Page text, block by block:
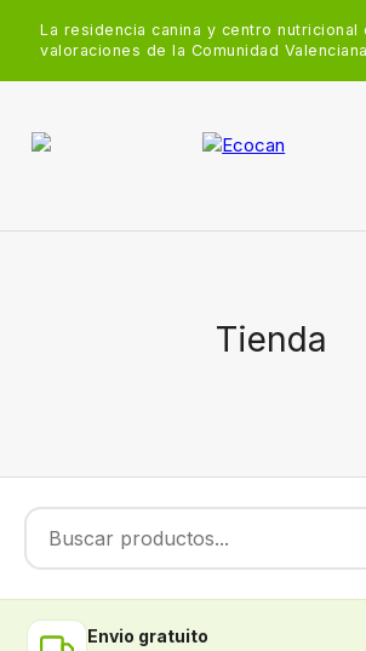
La residencia canina y centro nutricional
valoraciones de la Comunidad
Tienda
Envio gratuito